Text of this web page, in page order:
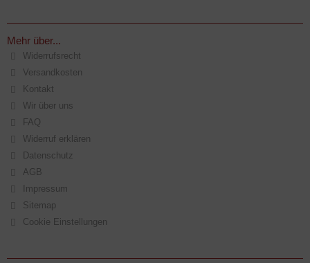
Mehr über...
Widerrufsrecht
Versandkosten
Kontakt
Wir über uns
FAQ
Widerruf erklären
Datenschutz
AGB
Impressum
Sitemap
Cookie Einstellungen